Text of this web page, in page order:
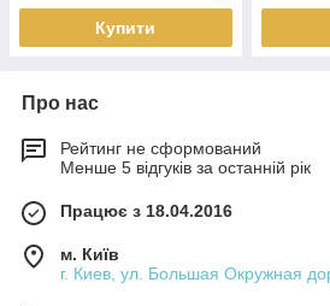
Купити
Про нас
Рейтинг не сформований
Менше 5 відгуків за останній рік
Працює з 18.04.2016
м. Київ
г. Киев, ул. Большая Окружная